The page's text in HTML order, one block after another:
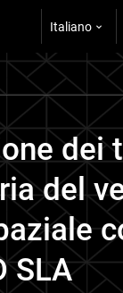
Italiano
dei
del
SLA